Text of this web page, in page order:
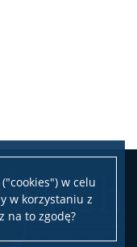
w celu
w korzystaniu z
na to zgodę?